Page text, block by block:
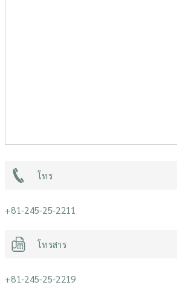
โทร
+81-245-25-2211
โทรสาร
+81-245-25-2219